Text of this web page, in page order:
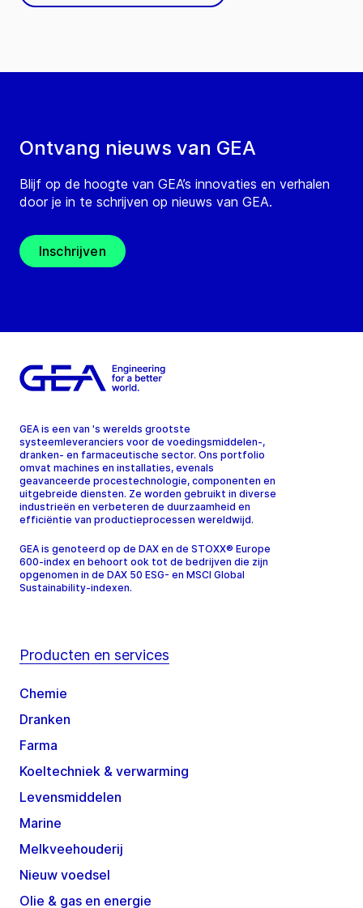
Ontvang nieuws van GEA
Blijf op de hoogte van GEA’s innovaties en verhalen
door je in te schrijven op nieuws van GEA.
Inschrijven
GEA is een van 's werelds grootste
systeemleveranciers voor de voedingsmiddelen-,
dranken- en farmaceutische sector. Ons portfolio
omvat machines en installaties, evenals
geavanceerde procestechnologie, componenten en
uitgebreide diensten. Ze worden gebruikt in diverse
industrieën en verbeteren de duurzaamheid en
efficiëntie van productieprocessen wereldwijd.
GEA is genoteerd op de DAX en de STOXX® Europe
600-index en behoort ook tot de bedrijven die zijn
opgenomen in de DAX 50 ESG- en MSCI Global
Sustainability-indexen.
Producten en services
Chemie
Dranken
Farma
Koeltechniek & verwarming
Levensmiddelen
Marine
Melkveehouderij
Nieuw voedsel
Olie & gas en energie